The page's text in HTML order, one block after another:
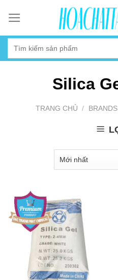
content
Silica
TRANG CHỦ / BRANDS